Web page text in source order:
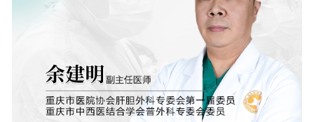
自助挂号
在线咨询
头条新闻